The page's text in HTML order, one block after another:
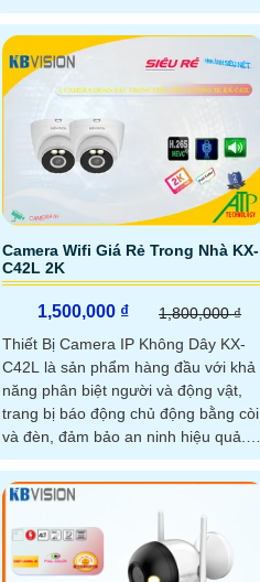
Camera Wifi Giá Rẻ Trong Nhà KX-
C42L 2K
1,500,000 ₫
1,800,000 ₫
Thiết Bị Camera IP Không Dây KX-
C42L là sản phẩm hàng đầu với khả
năng phân biệt người và động vật,
trang bị báo động chủ động bằng còi
và đèn, đảm bảo an ninh hiệu quả.
Sản phẩm có độ phân giải 4